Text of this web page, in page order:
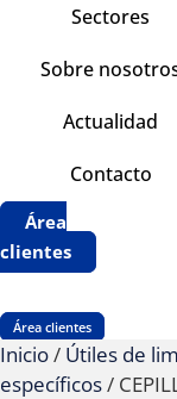
Sectores
Sobre
Actualidad
Contacto
Área
clientes
Área clientes
Inicio/ Útiles de
específicos/